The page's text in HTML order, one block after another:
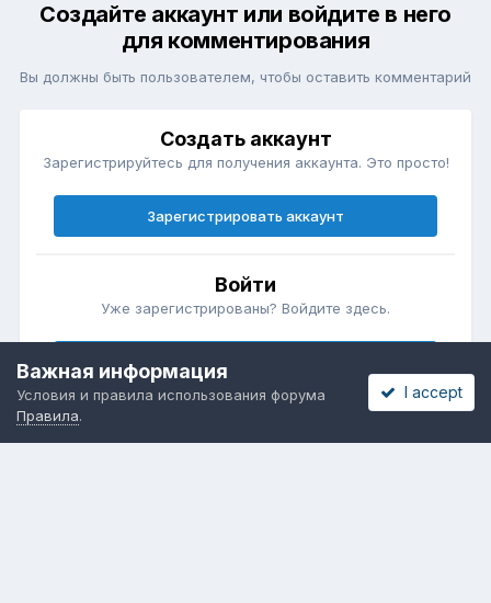
Создайте аккаунт или войдите в него
для комментирования
Вы должны быть пользователем, чтобы оставить комментарий
Создать аккаунт
Зарегистрируйтесь для получения аккаунта. Это просто!
Зарегистрировать аккаунт
Войти
Уже зарегистрированы? Войдите здесь.
Важная информация
Условия и правила использования форума
Правила.
I accept